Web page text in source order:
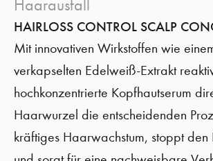
Haarausfall
HAIRLOSS CONTROL SCALP
Mit innovativen Wirkstoffen wie
verkapselten Edelweiß-Extrakt
hochkonzentrierte Kopfhautserum
Haarwurzel die entscheidenden
kräftiges Haarwachstum, stoppt den